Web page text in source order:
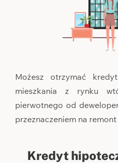
Możesz otrzymać
mieszkania z rynku
pierwotnego od
przeznaczeniem na
Kredyt